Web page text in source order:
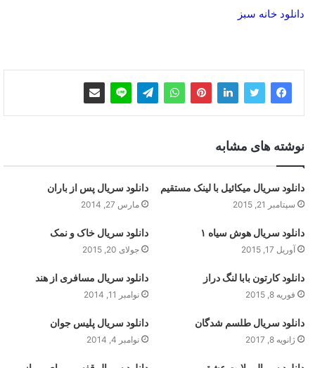
دانلود خانه سبز
نوشته های مشابه
دانلود سریال میکائیل با لینک مستقیم
سپتامبر 21, 2015
دانلود سریال پس از باران
مارس 27, 2014
دانلود سریال هوش سیاه ۱
آوریل 17, 2015
دانلود سریال خاک و نمک
جولای 20, 2015
دانلود کارتون بابا لنگ دراز
فوریه 8, 2015
دانلود سریال مسافری از هند
نوامبر 11, 2014
دانلود سریال طلسم شدگان
ژانویه 8, 2017
دانلود سریال پلیس جوان
نوامبر 4, 2014